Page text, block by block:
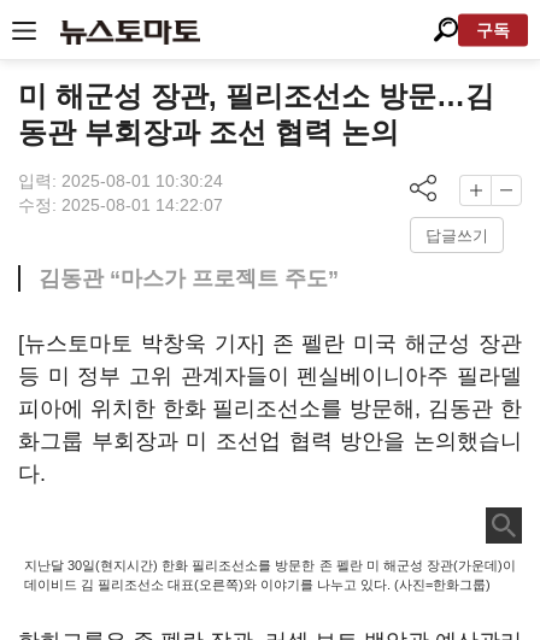
구독
미 해군성 장관, 필리조선소 방문…김
동관 부회장과 조선 협력 논의
입력: 2025-08-01 10:30:24
수정: 2025-08-01 14:22:07
답글쓰기
김동관 “마스가 프로젝트 주도”
[뉴스토마토 박창욱 기자] 존 펠란 미국 해군성 장관
등 미 정부 고위 관계자들이 펜실베이니아주 필라델
피아에 위치한 한화 필리조선소를 방문해, 김동관 한
화그룹 부회장과 미 조선업 협력 방안을 논의했습니
다.
지난달 30일(현지시간) 한화 필리조선소를 방문한 존 펠란 미 해군성 장관(가운데)이
데이비드 김 필리조선소 대표(오른쪽)와 이야기를 나누고 있다. (사진=한화그룹)